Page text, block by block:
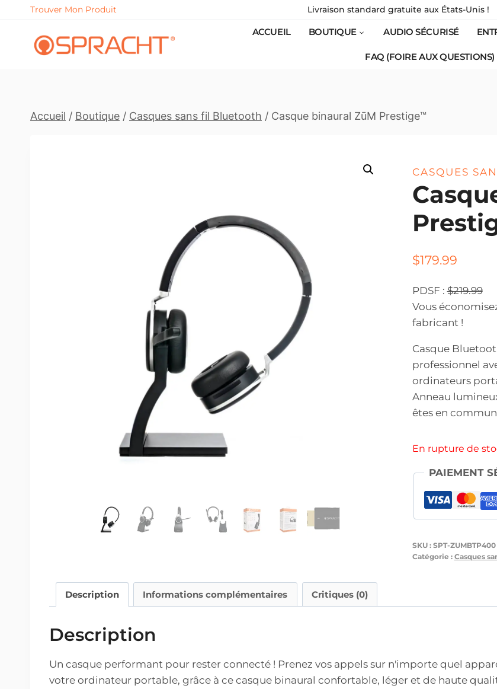
content
Trouver Mon Produit Livraison standard gratuite aux États-Unis !
ACCUEIL BOUTIQUE AUDIO SÉCURISÉ
FAQ (FOIRE AUX QUESTIONS)
Accueil / Boutique / Casques sans fil Bluetooth / Casque binaural ZūM Prestige™
CASQUES
$179.99
PDSF :$219.99
Vous
fabricant !
Casque
professionnel
ordinateurs
Anneau
êtes en
En rupture de
PAIEMENT
SKU : SPT-ZUMBTP400
Catégorie : Casques
Description Informations complémentaires Critiques (0)
Description
Un casque performant pour rester connecté ! Prenez vos appels sur n'importe quel
votre ordinateur portable, grâce à ce casque binaural confortable, léger et de haute